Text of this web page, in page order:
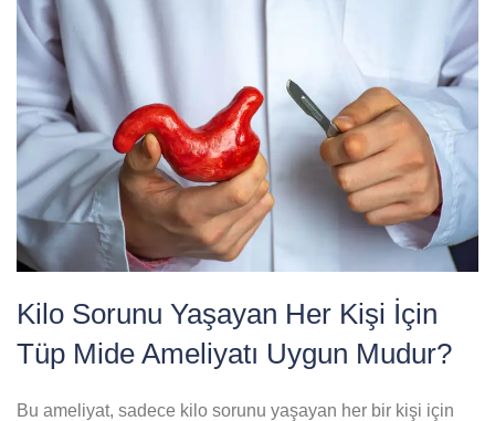
Kilo Sorunu Yaşayan Her Kişi İçin
Tüp Mide Ameliyatı Uygun Mudur?
Bu ameliyat, sadece kilo sorunu yaşayan her bir kişi için